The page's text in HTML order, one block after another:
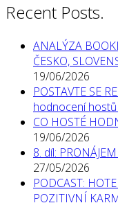
Recent Posts.
ANALÝZA
ČESKO,
19/06/2026
POSTAVTE SE
hodnocení
CO HOSTÉ
19/06/2026
8. díl:
27/05/2026
PODCAST:
POZITIVNÍ